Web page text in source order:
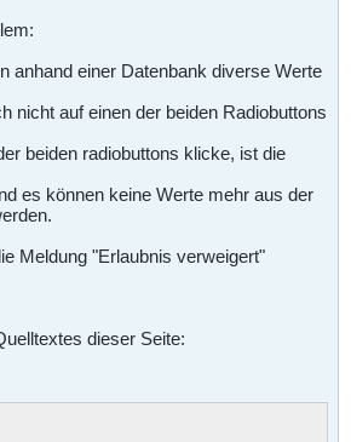
anhand einer Datenbank diverse Werte
nicht auf einen der beiden Radiobuttons
beiden radiobuttons klicke, ist die
es können keine Werte mehr aus der
Meldung "Erlaubnis verweigert"
dieser Seite: